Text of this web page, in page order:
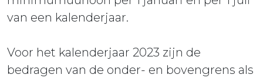
van een kalenderjaar.
Voor het kalenderjaar 2023 zijn de
bedragen van de onder- en bovengrens als